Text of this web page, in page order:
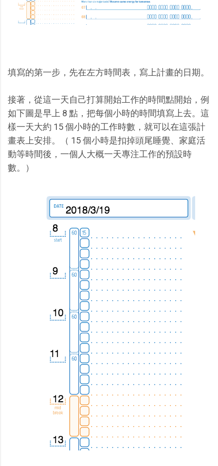
填寫的第一步，先在左方時間表，寫上計畫的日期。
接著，從這一天自己打算開始工作的時間點開始，例
如下圖是早上 8 點，把每個小時的時間填寫上去。這
樣一天大約 15 個小時的工作時數，就可以在這張計
畫表上安排。（ 15 個小時是扣掉頭尾睡覺、家庭活
動等時間後，一個人大概一天專注工作的預設時
數。）